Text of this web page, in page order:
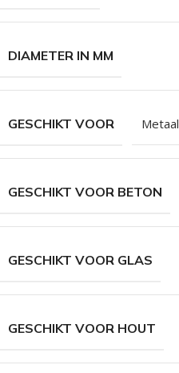
DIAMETER IN MM
GESCHIKT VOOR Metaal
GESCHIKT VOOR BETON
GESCHIKT VOOR GLAS
GESCHIKT VOOR HOUT